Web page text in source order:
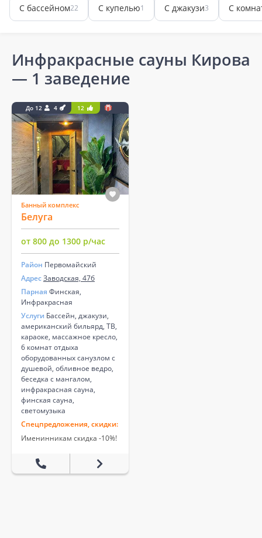
С бассейном22 С купелью1 С джакузи3 С
Инфракрасные сауны Кирова
— 1 заведение
До 12 4 12
Банный комплекс
Белуга
от 800 до 1300 р/час
Район Первомайский
АдресЗаводская, 47б
Парная Финская,
Инфракрасная
Услуги Бассейн, джакузи,
американский бильярд, ТВ,
караоке, массажное кресло,
6 комнат отдыха
оборудованных санузлом с
душевой, обливное ведро,
беседка с мангалом,
инфракрасная сауна,
финская сауна,
светомузыка
Спецпредложения, скидки:
Именинникам скидка -10%!